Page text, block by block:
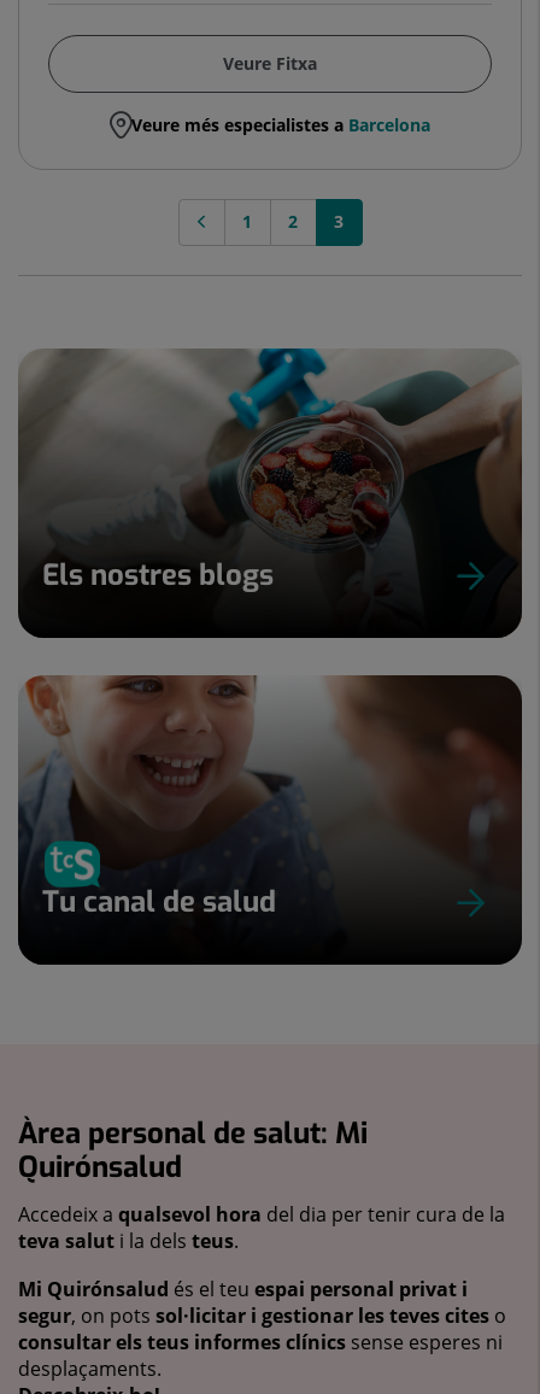
Veure Fitxa
Veure més especialistes a Barcelona
1 2 3
Els nostres blogs
Tu canal de salud
Àrea personal de salut: Mi
Quirónsalud
Accedeix a qualsevol hora del dia per tenir cura de la
teva salut i la dels teus.
Mi Quirónsalud és el teu espai personal privat i
segur, on pots sol·licitar i gestionar les teves cites o
consultar els teus informes clínics sense esperes ni
desplaçaments.